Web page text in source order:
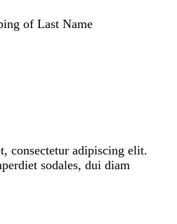
of Last Name
consectetur adipiscing elit.
sodales, dui diam